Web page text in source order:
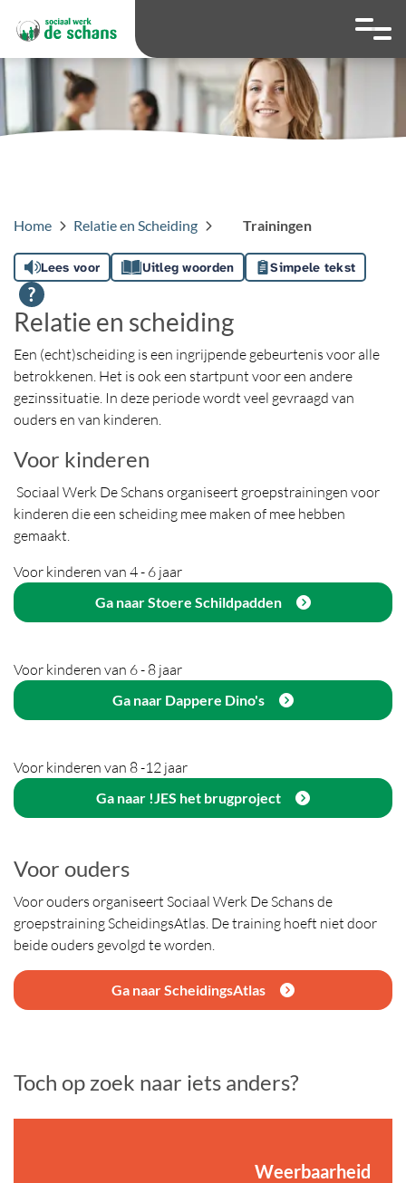
Hoog contrast
Ga naar
Home Relatie en Scheiding Trainingen
Lees voor Uitleg woorden Simpele tekst
Relatie en scheiding
Een (echt)scheiding is een ingrijpende gebeurtenis voor alle
betrokkenen. Het is ook een startpunt voor een andere
gezinssituatie. In deze periode wordt veel gevraagd van
ouders en van kinderen.
Voor kinderen
Sociaal Werk De Schans organiseert groepstrainingen voor
kinderen die een scheiding mee maken of mee hebben
gemaakt.
Voor kinderen van 4 - 6 jaar
Ga naar Stoere Schildpadden
Voor kinderen van 6 - 8 jaar
Ga naar Dappere Dino's
Voor kinderen van 8 -12 jaar
Ga naar !JES het brugproject
Voor ouders
Voor ouders organiseert Sociaal Werk De Schans de
groepstraining ScheidingsAtlas. De training hoeft niet door
beide ouders gevolgd te worden.
Ga naar ScheidingsAtlas
Toch op zoek naar iets anders?
Weerbaarheid